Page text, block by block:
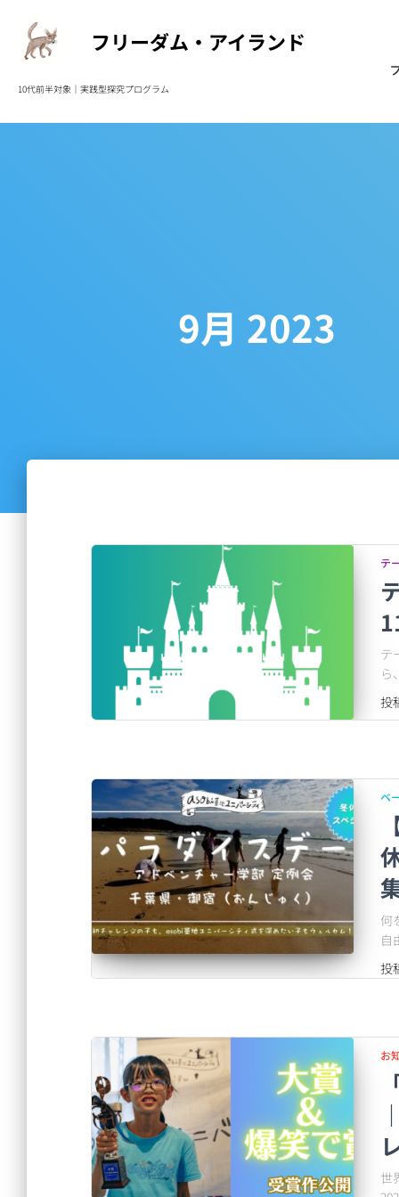
フリーダム・アイランド
10代前半対象｜実践型探究プログラム
9月 2023
テ
テ
ら
投
ベ
何
自
投
お
世